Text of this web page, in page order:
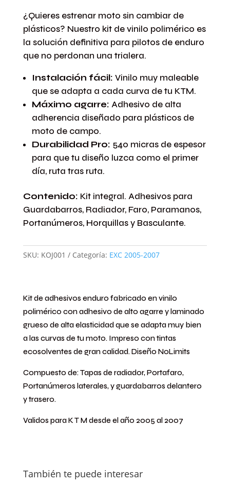
Naranja-
Blanco
cantidad
¿Quieres estrenar moto sin cambiar de
plásticos? Nuestro kit de vinilo polimérico es
la solución definitiva para pilotos de enduro
que no perdonan una trialera.
Instalación fácil: Vinilo muy maleable
que se adapta a cada curva de tu KTM.
Máximo agarre: Adhesivo de alta
adherencia diseñado para plásticos de
moto de campo.
Durabilidad Pro: 540 micras de espesor
para que tu diseño luzca como el primer
día, ruta tras ruta.
Contenido: Kit integral. Adhesivos para
Guardabarros, Radiador, Faro, Paramanos,
Portanúmeros, Horquillas y Basculante.
SKU: KOJ001 Categoría: EXC 2005-2007
Kit de adhesivos enduro fabricado en vinilo
polimérico con adhesivo de alto agarre y laminado
grueso de alta elasticidad que se adapta muy bien
a las curvas de tu moto. Impreso con tintas
ecosolventes de gran calidad. Diseño NoLimits
Compuesto de: Tapas de radiador, Portafaro,
Portanúmeros laterales, y guardabarros delantero
y trasero.
Validos para K T M desde el año 2005 al 2007
También te puede interesar